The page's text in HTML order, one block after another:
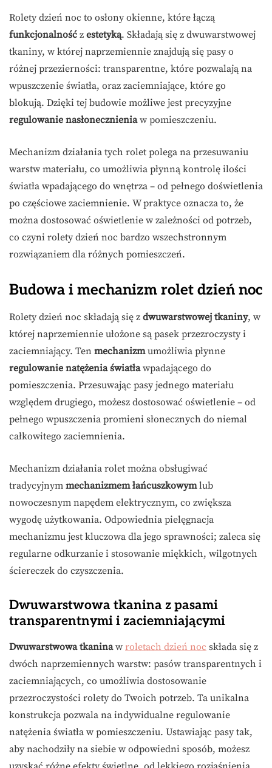
Rolety dzień noc to osłony okienne, które łączą
funkcjonalność z estetyką. Składają się z dwuwarstwowej
tkaniny, w której naprzemiennie znajdują się pasy o
różnej przezierności: transparentne, które pozwalają na
wpuszczenie światła, oraz zaciemniające, które go
blokują. Dzięki tej budowie możliwe jest precyzyjne
regulowanie nasłonecznieniaw pomieszczeniu.
Mechanizm działania tych rolet polega na przesuwaniu
warstw materiału, co umożliwia płynną kontrolę ilości
światła wpadającego do wnętrza – od pełnego doświetlenia
po częściowe zaciemnienie. W praktyce oznacza to, że
można dostosować oświetlenie w zależności od potrzeb,
co czyni rolety dzień noc bardzo wszechstronnym
rozwiązaniem dla różnych pomieszczeń.
Budowa i mechanizm rolet dzień noc
Rolety dzień noc składają się z dwuwarstwowej tkaniny, w
której naprzemiennie ułożone są pasek przezroczysty i
zaciemniający. Ten mechanizmumożliwia płynne
regulowanie natężenia światławpadającego do
pomieszczenia. Przesuwając pasy jednego materiału
względem drugiego, możesz dostosować oświetlenie – od
pełnego wpuszczenia promieni słonecznych do niemal
całkowitego zaciemnienia.
Mechanizm działania rolet można obsługiwać
tradycyjnym mechanizmem łańcuszkowymlub
nowoczesnym napędem elektrycznym, co zwiększa
wygodę użytkowania. Odpowiednia pielęgnacja
mechanizmu jest kluczowa dla jego sprawności; zaleca się
regularne odkurzanie i stosowanie miękkich, wilgotnych
ściereczek do czyszczenia.
Dwuwarstwowa tkanina z pasami
transparentnymi i zaciemniającymi
Dwuwarstwowa tkaninaw roletach dzień noc składa się z
dwóch naprzemiennych warstw: pasów transparentnych i
zaciemniających, co umożliwia dostosowanie
przezroczystości rolety do Twoich potrzeb. Ta unikalna
konstrukcja pozwala na indywidualne regulowanie
natężenia światła w pomieszczeniu. Ustawiając pasy tak,
aby nachodziły na siebie w odpowiedni sposób, możesz